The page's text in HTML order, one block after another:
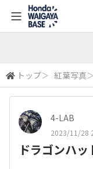
トップ＞ 紅葉写真＞
4-LAB
2023/11/28
ドラゴンハ